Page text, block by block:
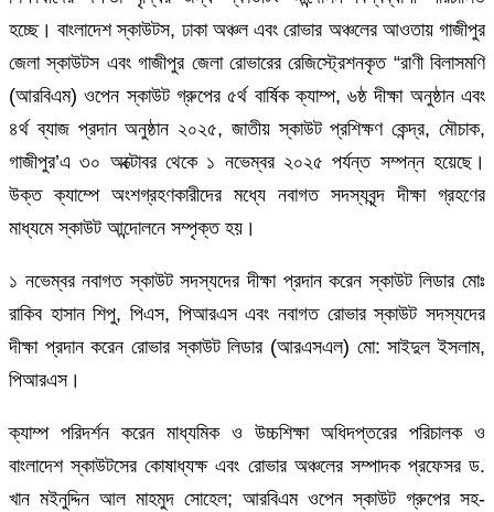
হচ্ছে। বাংলাদেশ স্কাউটস, ঢাকা অঞ্চল এবং রোভার অঞ্চলের আওতায় গাজীপুর
জেলা স্কাউটস এবং গাজীপুর জেলা রোভারের রেজিস্ট্রেশনকৃত “রাণী বিলাসমণি
(আরবিএম) ওপেন স্কাউট গ্রুপের ৫র্থ বার্ষিক ক্যাম্প, ৬ষ্ঠ দীক্ষা অনুষ্ঠান এবং
৪র্থ ব্যাজ প্রদান অনুষ্ঠান ২০২৫, জাতীয় স্কাউট প্রশিক্ষণ কেন্দ্র, মৌচাক,
গাজীপুর’এ ৩০ অক্টোবর থেকে ১ নভেম্বর ২০২৫ পর্যন্ত সম্পন্ন হয়েছে।
উক্ত ক্যাম্পে অংশগ্রহণকারীদের মধ্যে নবাগত সদস্যবৃন্দ দীক্ষা গ্রহণের
মাধ্যমে স্কাউট আন্দোলনে সম্পৃক্ত হয়।
১ নভেম্বর নবাগত স্কাউট সদস্যদের দীক্ষা প্রদান করেন স্কাউট লিডার মোঃ
রাকিব হাসান শিপু, পিএস, পিআরএস এবং নবাগত রোভার স্কাউট সদস্যদের
দীক্ষা প্রদান করেন রোভার স্কাউট লিডার (আরএসএল) মো: সাইদুল ইসলাম,
পিআরএস।
ক্যাম্প পরিদর্শন করেন মাধ্যমিক ও উচ্চশিক্ষা অধিদপ্তরের পরিচালক ও
বাংলাদেশ স্কাউটসের কোষাধ্যক্ষ এবং রোভার অঞ্চলের সম্পাদক প্রফেসর ড.
খান মইনুদ্দিন আল মাহমুদ সোহেল; আরবিএম ওপেন স্কাউট গ্রুপের সহ-